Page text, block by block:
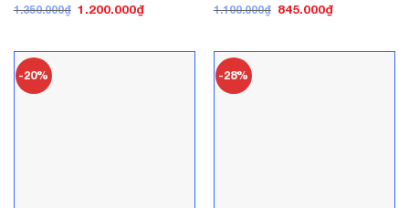
1.350.000₫ Giá
1.200.000₫Giá
1.200.000₫.
1.100.000₫ Giá
845.000₫Giá
845.000₫.
-20% -28%